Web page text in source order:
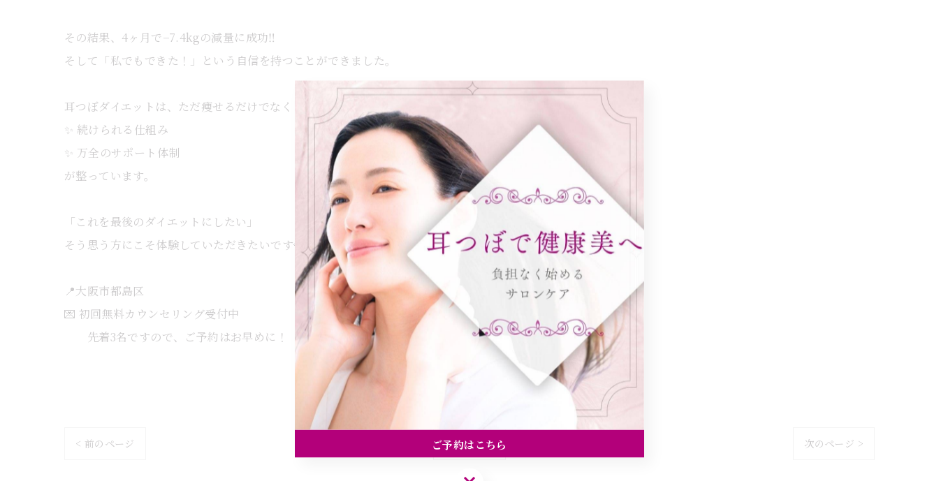
その結果、4ヶ月で−7.4kgの減量に成功‼️
そして「私でもできた！」という自信を持つことができました。
耳つぼダイエットは、ただ痩せるだけでなく
✨ 続けられる仕組み
✨ 万全のサポート体制
が整っています。
「これを最後のダイエットにしたい」
そう思う方にこそ体験していただきたいです💎
📍大阪市都島区
💌 初回無料カウンセリング受付中
先着3名ですので、ご予約はお早めに！
< 前のページ 一覧に戻る 次のページ >
ご予約はこちら